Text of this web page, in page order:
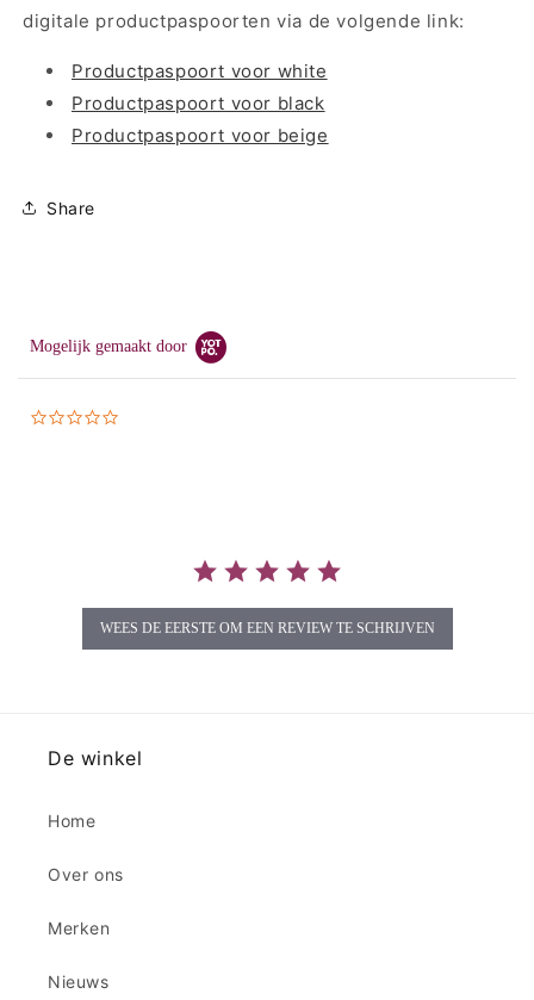
digitale productpaspoorten via de volgende link:
Productpaspoort voor white
Productpaspoort voor black
Productpaspoort voor beige
Share
Mogelijk gemaakt door
WEES DE EERSTE OM EEN REVIEW TE SCHRIJVEN
De winkel
Home
Over ons
Merken
Nieuws